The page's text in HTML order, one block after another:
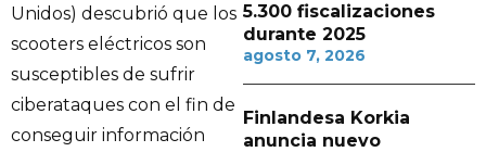
Unidos) descubrió que los
scooters eléctricos son
susceptibles de sufrir
ciberataques con el fin de
conseguir información
5.300 fiscalizaciones
durante 2025
agosto 7, 2026
Finlandesa Korkia
anuncia nuevo